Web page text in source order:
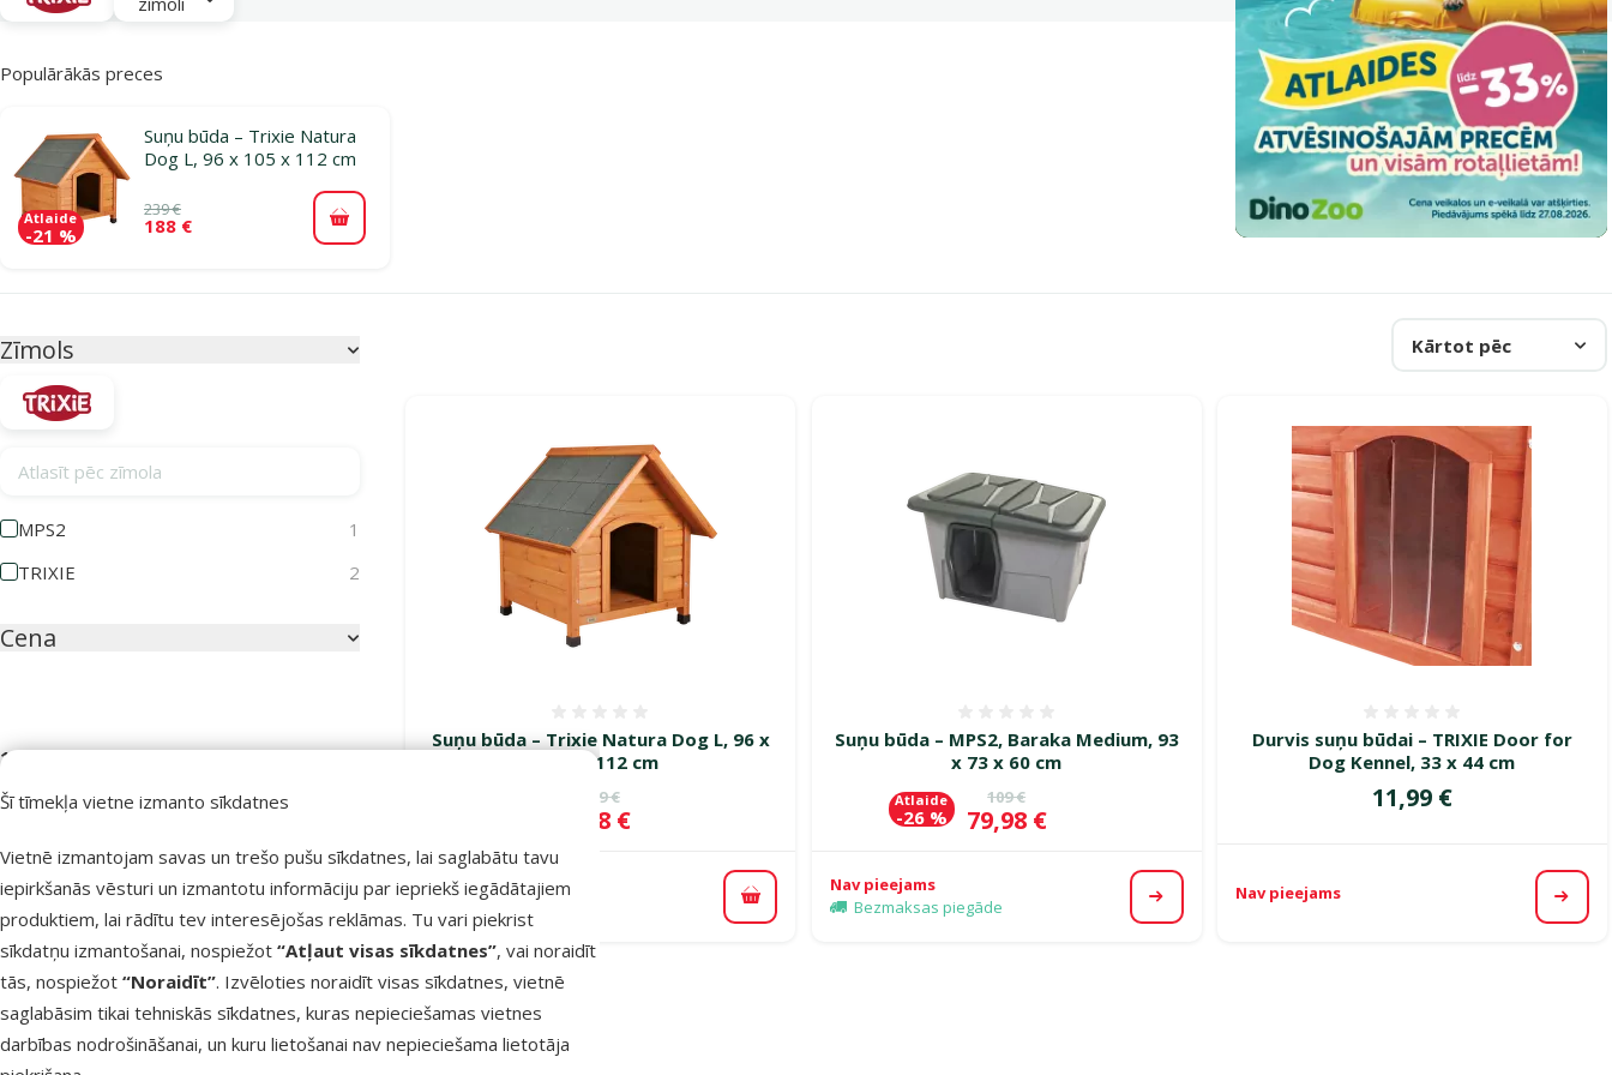
Šī tīmekļa vietne izmanto sīkdatnes
Vietnē izmantojam savas un trešo pušu sīkdatnes, lai saglabātu tavu
iepirkšanās vēsturi un izmantotu informāciju par iepriekš iegādātajiem
produktiem, lai rādītu tev interesējošas reklāmas. Tu vari piekrist
sīkdatņu izmantošanai, nospiežot “Atļaut visas sīkdatnes”, vai noraidīt
tās, nospiežot “Noraidīt”. Izvēloties noraidīt visas sīkdatnes, vietnē
saglabāsim tikai tehniskās sīkdatnes, kuras nepieciešamas vietnes
darbības nodrošināšanai, un kuru lietošanai nav nepieciešama lietotāja
Populārākās preces
Suņu būda – Trixie Natura
Dog L, 96 x 105 x 112 cm
239 €
188 €
Atlaide
-21 % Pievienot grozam
Zīmols
Atlasīt pēc zīmola
MPS2
1
TRIXIE
2
Cena
11 € 188 €
Atsauksmes
Atsauksmes 100%
Atsauksmes 80%
0
Atsauksmes 60%
0
Atsauksmes 40%
0
Atsauksmes 20%
0
Kārtot pēc
Suņu būda – Trixie Natura Dog L, 96 x
105 x 112 cm
Oriģinālā cena
239 €
Cena
188 €
Noliktavā
Pievienot grozam
Suņu būda – MPS2, Baraka Medium, 93
x 73 x 60 cm
Oriģinālā cena
109 €
Cena
79,98 €
Atlaide
-26 %
Nav pieejams
Bezmaksas piegāde
Apskatīt
Durvis suņu būdai – TRIXIE Door for
Dog Kennel, 33 x 44 cm
Cena
11,99 €
Nav pieejams